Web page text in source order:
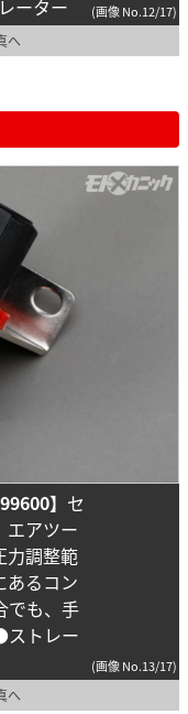
ーター (画像 No.12/17)
へ
】 セ
エアツー
力調整範
あるコン
でも、手
ストレー
(画像 No.13/17)
へ